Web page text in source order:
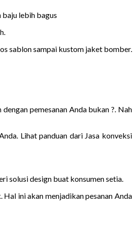
lebih bagus
sablon sampai kustom jaket bomber.
pemesanan Anda bukan ?. Nah
Lihat panduan dari Jasa konveksi
solusi design buat konsumen setia.
ini akan menjadikan pesanan Anda